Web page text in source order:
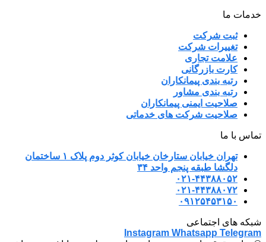
خدمات ما
ثبت شرکت
تغییرات شرکت
علامت تجاری
کارت بازرگانی
رتبه بندی پیمانکاران
رتبه بندی مشاور
صلاحیت ایمنی پیمانکاران
صلاحیت شرکت های خدماتی
تماس با ما
تهران خیابان ستارخان خیابان کوثر دوم پلاک ۱ ساختمان
دلگشا طبقه پنجم واحد ۳۴
۰۲۱-۴۴۳۸۸۰۵۲
۰۲۱-۴۴۳۸۸۰۷۲
۰۹۱۲۵۴۵۳۱۵۰
شبکه های اجتماعی
Instagram Whatsapp Telegram